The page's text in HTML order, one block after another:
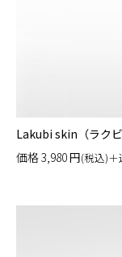
Lakubi skin（ラクビ
価格3,980円(税込)